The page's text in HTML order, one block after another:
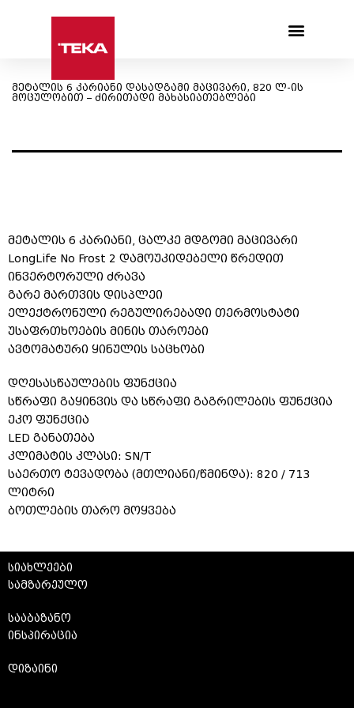
მეტალის 6 კარიანი დასადგამი მაცივარი, 820 ლ-ის
მოცულობით – ძირითადი მახასიათებლები
მეტალის 6 კარიანი, ცალკე მდგომი მაცივარი
LongLife No Frost 2 დამოუკიდებელი წრედით
ინვერტორული ძრავა
გარე მართვის დისპლეი
ელექტრონული რეგულირებადი თერმოსტატი
უსაფრთხოების მინის თაროები
ავტომატური ყინულის საცხობი
დღესასწაულების ფუნქცია
სწრაფი გაყინვის და სწრაფი გაგრილების ფუნქცია
ეკო ფუნქცია
LED განათება
კლიმატის კლასი: SN/T
საერთო ტევადობა (მთლიანი/წმინდა): 820 / 713
ლიტრი
ბოთლების თარო მოყვება
სიახლეები
სამზარეულო
სააბაზანო
ინსპირაცია
დიზაინი